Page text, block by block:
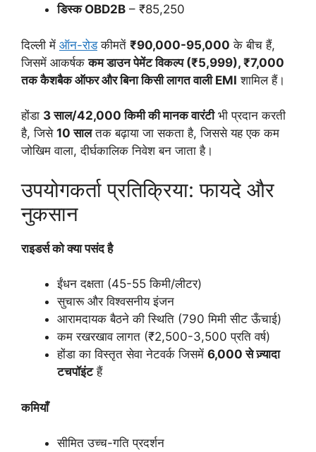
डिस्क OBD2B – ₹85,250
दिल्ली में ऑन-रोडकीमतें ₹90,000-95,000 के बीच हैं,
जिसमें आकर्षककम डाउन पेमेंट विकल्प (₹5,999), ₹7,000
तक कैशबैक ऑफर और बिना किसी लागत वाली EMI शामिल हैं।
होंडा 3 साल/42,000 किमी की मानक वारंटीभी प्रदान करती
है, जिसे 10 सालतक बढ़ाया जा सकता है, जिससे यह एक कम
जोखिम वाला, दीर्घकालिक निवेश बन जाता है।
उपयोगकर्ता प्रतिक्रिया: फायदे और
नुकसान
राइडर्स को क्या पसंद है
ईंधन दक्षता (45-55 किमी/लीटर)
सुचारू और विश्वसनीय इंजन
आरामदायक बैठने की स्थिति (790 मिमी सीट ऊँचाई)
कम रखरखाव लागत (₹2,500-3,500 प्रति वर्ष)
होंडा का विस्तृत सेवा नेटवर्क जिसमें 6,000 से ज़्यादा
टचपॉइंटहैं
कमियाँ
सीमित उच्च-गति प्रदर्शन